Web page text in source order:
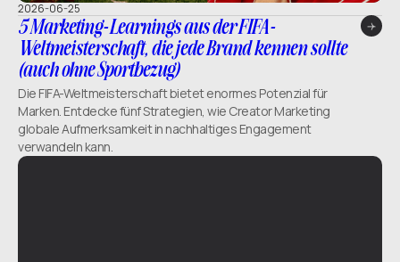
2026-06-25
5 Marketing-Learnings aus der FIFA-
Weltmeisterschaft, die jede Brand kennen sollte
(auch ohne Sportbezug)
Die FIFA-Weltmeisterschaft bietet enormes Potenzial für
Marken. Entdecke fünf Strategien, wie Creator Marketing
globale Aufmerksamkeit in nachhaltiges Engagement
verwandeln kann.